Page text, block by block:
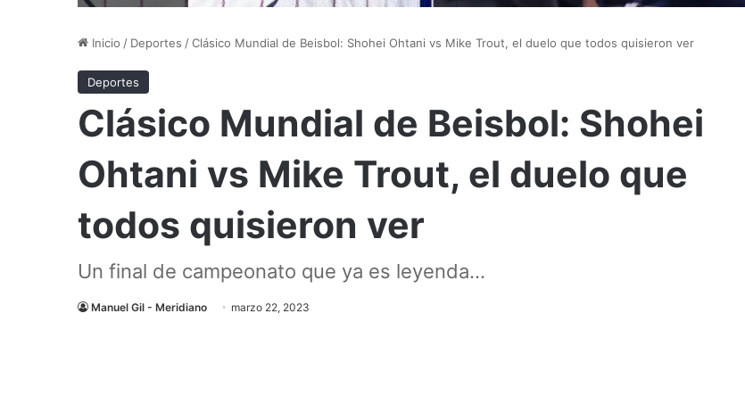
Inicio / Deportes /Clásico Mundial de Beisbol: Shohei Ohtani vs Mike Trout, el duelo que todos quisieron ver
Deportes
Clásico Mundial de Beisbol: Shohei
Ohtani vs Mike Trout, el duelo que
todos quisieron ver
Un final de campeonato que ya es leyenda...
Manuel Gil - Meridiano marzo 22, 2023